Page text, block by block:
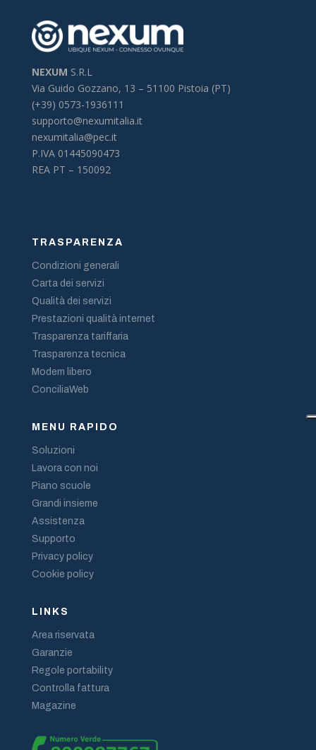
NEXUM S.R.L
Via Guido Gozzano, 13 – 51100 Pistoia (PT)
(+39) 0573-1936111
supporto@nexumitalia.it
nexumitalia@pec.it
P.IVA 01445090473
REA PT – 150092
TRASPARENZA
Condizioni generali
Carta dei servizi
Qualità dei servizi
Prestazioni qualità internet
Trasparenza tariffaria
Trasparenza tecnica
Modem libero
ConciliaWeb
MENU RAPIDO
Soluzioni
Lavora con noi
Piano scuole
Grandi insieme
Assistenza
Supporto
Privacy policy
Cookie policy
LINKS
Area riservata
Garanzie
Regole portability
Controlla fattura
Magazine